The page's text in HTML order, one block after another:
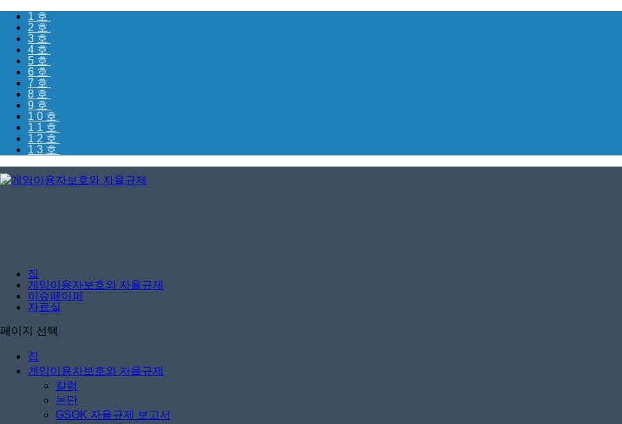
1호
2호
3호
4호
5호
6호
7호
8호
9호
10호
11호
12호
13호
집
게임이용자보호와 자율규제
이슈페이퍼
자료실
페이지 선택
집
게임이용자보호와 자율규제
칼럼
논단
GSOK 자율규제 보고서